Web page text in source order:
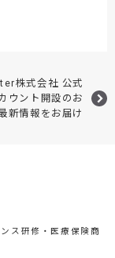
株式会社 公式
ウント開設のお
新情報をお届け
ス研修・医療保険商